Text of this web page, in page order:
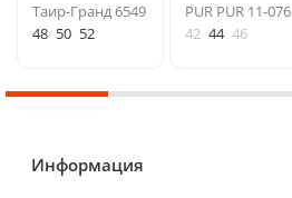
Таир-Гранд 6549
48 50 52
PUR PUR 11-076
42 44 46
Информация